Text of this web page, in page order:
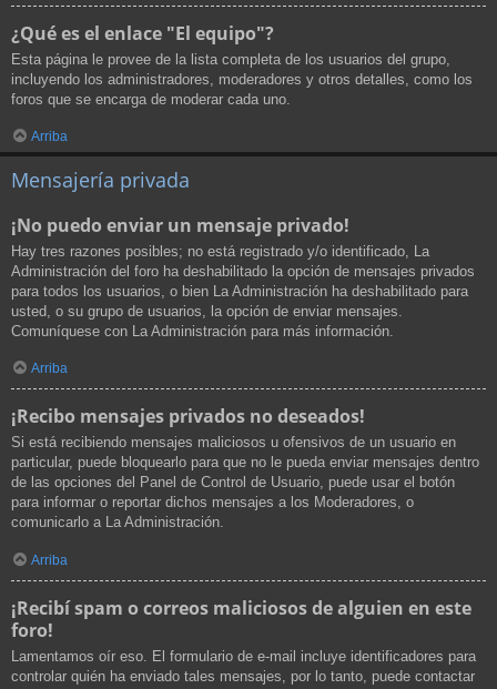
¿Qué es el enlace "El equipo"?
Esta página le provee de la lista completa de los usuarios del grupo,
incluyendo los administradores, moderadores y otros detalles, como los
foros que se encarga de moderar cada uno.
Arriba
Mensajería privada
¡No puedo enviar un mensaje privado!
Hay tres razones posibles; no está registrado y/o identificado, La
Administración del foro ha deshabilitado la opción de mensajes privados
para todos los usuarios, o bien La Administración ha deshabilitado para
usted, o su grupo de usuarios, la opción de enviar mensajes.
Comuníquese con La Administración para más información.
Arriba
¡Recibo mensajes privados no deseados!
Si está recibiendo mensajes maliciosos u ofensivos de un usuario en
particular, puede bloquearlo para que no le pueda enviar mensajes dentro
de las opciones del Panel de Control de Usuario, puede usar el botón
para informar o reportar dichos mensajes a los Moderadores, o
comunicarlo a La Administración.
Arriba
¡Recibí spam o correos maliciosos de alguien en este
foro!
Lamentamos oír eso. El formulario de e-mail incluye identificadores para
controlar quién ha enviado tales mensajes, por lo tanto, puede contactar